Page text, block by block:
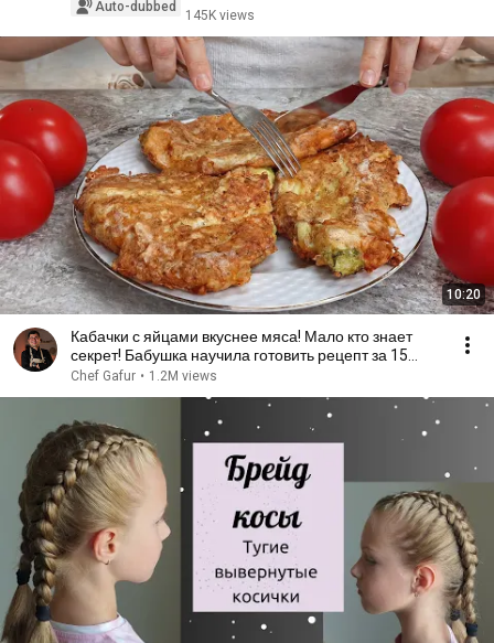
Auto-dubbed
145K views
10:20
Кабачки с яйцами вкуснее мяса! Мало кто знает
секрет! Бабушка научила готовить рецепт за 15
минут
Chef Gafur • 1.2M views